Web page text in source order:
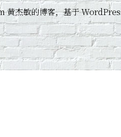
黄杰敏的博客，基于